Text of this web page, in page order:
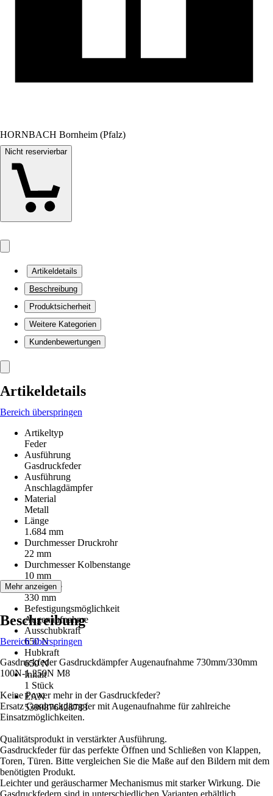
HORNBACH Bornheim (Pfalz)
Nicht reservierbar
Artikeldetails
Beschreibung
Produktsicherheit
Weitere Kategorien
Kundenbewertungen
Artikeldetails
Bereich überspringen
Artikeltyp
Feder
Ausführung
Gasdruckfeder
Ausführung
Anschlagdämpfer
Material
Metall
Länge
1.684 mm
Durchmesser Druckrohr
22 mm
Durchmesser Kolbenstange
10 mm
Hublänge
330 mm
Befestigungsmöglichkeit
Augenaufnahme
Ausschubkraft
650 N
Hubkraft
650 N
Inhalt
1 Stück
EAN
5390876428783
Mehr anzeigen
Beschreibung
Bereich überspringen
Gasdruckfeder Gasdruckdämpfer Augenaufnahme 730mm/330mm
100N-1.250N M8
Keine Power mehr in der Gasdruckfeder?
Ersatz Gasdruckdämpfer mit Augenaufnahme für zahlreiche
Einsatzmöglichkeiten.
Qualitätsprodukt in verstärkter Ausführung.
Gasdruckfeder für das perfekte Öffnen und Schließen von Klappen,
Toren, Türen. Bitte vergleichen Sie die Maße auf den Bildern mit dem
benötigten Produkt.
Leichter und geräuscharmer Mechanismus mit starker Wirkung. Die
Gasdruckfedern sind in unterschiedlichen Varianten erhältlich.